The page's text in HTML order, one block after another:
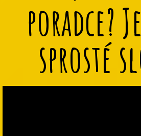
poradce?
sprosté